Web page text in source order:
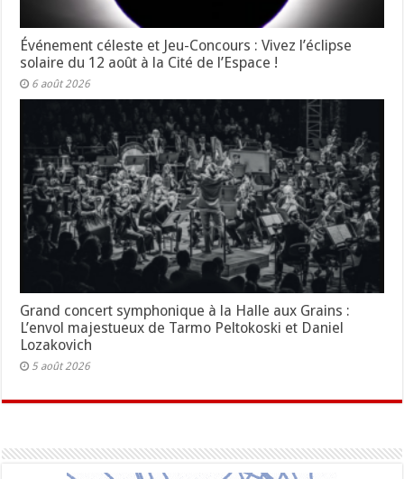
Événement céleste et Jeu-Concours : Vivez l’éclipse
solaire du 12 août à la Cité de l’Espace !
6 août 2026
Grand concert symphonique à la Halle aux Grains :
L’envol majestueux de Tarmo Peltokoski et Daniel
Lozakovich
5 août 2026